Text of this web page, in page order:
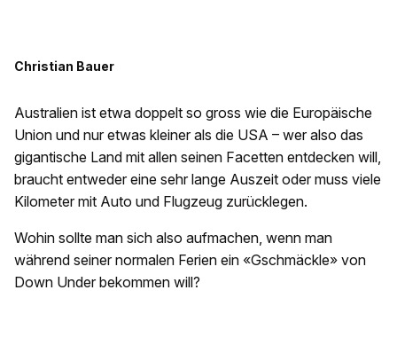
Christian Bauer
Australien ist etwa doppelt so gross wie die Europäische
Union und nur etwas kleiner als die USA – wer also das
gigantische Land mit allen seinen Facetten entdecken will,
braucht entweder eine sehr lange Auszeit oder muss viele
Kilometer mit Auto und Flugzeug zurücklegen.
Wohin sollte man sich also aufmachen, wenn man
während seiner normalen Ferien ein «Gschmäckle» von
Down Under bekommen will?